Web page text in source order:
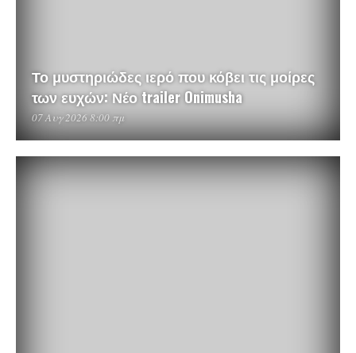
Το μυστηριώδες ιερό που κόβει τις μοίρες
των ευχών: Νέο trailer Onimusha
07 Αυγ 2026 8:00 πμ